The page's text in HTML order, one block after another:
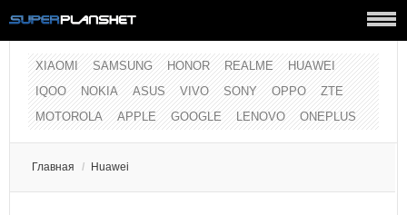
XIAOMI SAMSUNG HONOR REALME
HUAWEI
IQOO
NOKIA ASUS VIVO SONY OPPO
ZTE
MOTOROLA
APPLE GOOGLE LENOVO ONEPLUS
Главная / Huawei